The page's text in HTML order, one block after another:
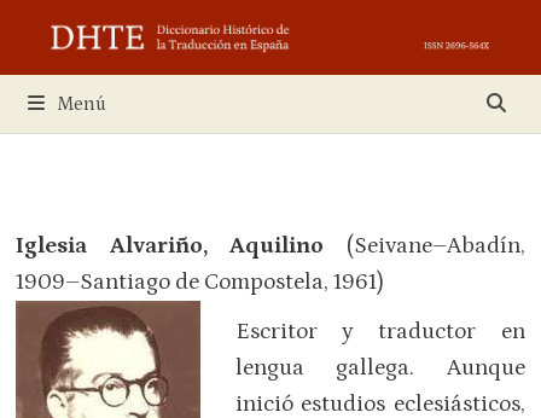
contenido
Menú
Iglesia Alvariño, Aquilino (Seivane–Abadín,
1909–Santiago de Compostela, 1961)
Escritor y traductor en
lengua gallega. Aunque
inició estudios eclesiásticos,